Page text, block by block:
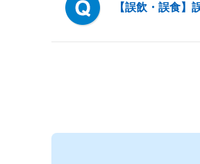
【誤飲・誤食】